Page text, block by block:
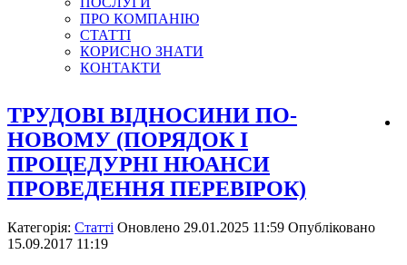
ПРО КОМПАНІЮ
СТАТТІ
КОРИСНО ЗНАТИ
КОНТАКТИ
ТРУДОВІ ВІДНОСИНИ ПО-
НОВОМУ (ПОРЯДОК І
ПРОЦЕДУРНІ НЮАНСИ
ПРОВЕДЕННЯ ПЕРЕВІРОК)
Категорія: Статті Оновлено 29.01.2025 11:59 Опубліковано
15.09.2017 11:19